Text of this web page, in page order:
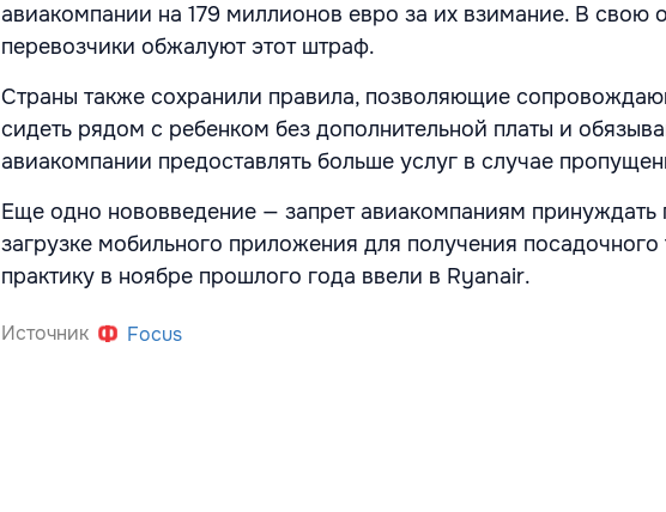
авиакомпании на 179 миллионов евро за их взимание. В свою
перевозчики обжалуют этот штраф.
Страны также сохранили правила, позволяющие
сидеть рядом с ребенком без дополнительной платы и
авиакомпании предоставлять больше услуг в случае
Еще одно нововведение — запрет авиакомпаниям принуждать
загрузке мобильного приложения для получения посадочного
практику в ноябре прошлого года ввели в Ryanair.
Источник Focus